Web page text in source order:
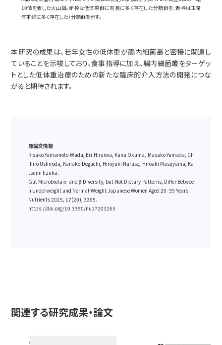
10値を表した火山図。赤枠は低体重群に有意に多く存在した分類群を、青枠は正常
体重群に多く存在した）分類群を示す。
本研究の成果は、若年女性の低体重が腸内細菌叢と密接に関連し
ていることを示唆しており、食事指導に加え、腸内細菌叢をターゲッ
トとした低体重治療のための新たな臨床的介入方法の開発につな
がると期待されます。
原論文情報
Risako Yamamoto-Wada, Eri Hiraiwa, Kana Okuma, Masako Yamada, Ch
ihiro Ushiroda, Kanako Deguchi, Hiroyuki Naruse, Hiroaki Masuyama, Ka
tsumi Iizuka.
Gut Microbiota α- and β-Diversity, but Not Dietary Patterns, Differ Betwee
n Underweight and Normal-Weight Japanese Women Aged 20–39 Years.
Nutrients 2025, 17(20), 3265.
https://doi.org/10.3390/nu17203265
関連する研究成果・論文